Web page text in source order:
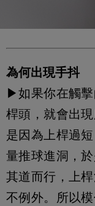
為何出現手抖
▶如果你在觸
桿頭，就會出
是因為上桿過
量推球進洞，
其道而行，上
不例外。所以